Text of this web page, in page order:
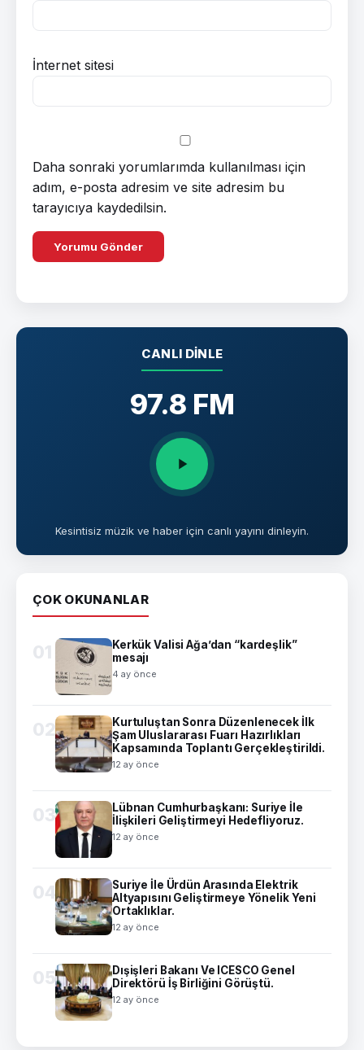
İnternet sitesi
Daha sonraki yorumlarımda kullanılması için
adım, e-posta adresim ve site adresim bu
tarayıcıya kaydedilsin.
CANLI DINLE
97.8 FM
Kesintisiz müzik ve haber için canlı yayını dinleyin.
ÇOK OKUNANLAR
01
Kerkük Valisi Ağa’dan “kardeşlik”
mesajı
4 ay önce
02
Kurtuluştan Sonra Düzenlenecek İlk
Şam Uluslararası Fuarı Hazırlıkları
Kapsamında Toplantı Gerçekleştirildi.
12 ay önce
03
Lübnan Cumhurbaşkanı: Suriye İle
İlişkileri Geliştirmeyi Hedefliyoruz.
12 ay önce
04
Suriye İle Ürdün Arasında Elektrik
Altyapısını Geliştirmeye Yönelik Yeni
Ortaklıklar.
12 ay önce
05
Dışişleri Bakanı Ve ICESCO Genel
Direktörü İş Birliğini Görüştü.
12 ay önce